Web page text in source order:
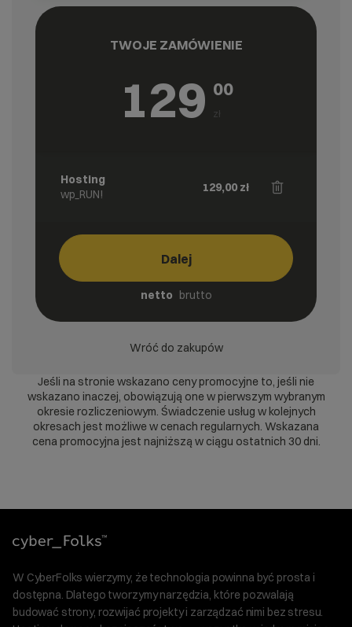
TWOJE ZAMÓWIENIE
129 00
zł
Hosting
wp_RUN!
129,00 zł
Dalej
netto brutto
Wróć do zakupów
Jeśli na stronie wskazano ceny promocyjne to, jeśli nie
wskazano inaczej, obowiązują one w pierwszym wybranym
okresie rozliczeniowym. Świadczenie usług w kolejnych
okresach jest możliwe w cenach regularnych. Wskazana
cena promocyjna jest najniższą w ciągu ostatnich 30 dni.
W CyberFolks wierzymy, że technologia powinna być prosta i
dostępna. Dlatego tworzymy narzędzia, które pozwalają
budować strony, rozwijać projekty i zarządzać nimi bez stresu.